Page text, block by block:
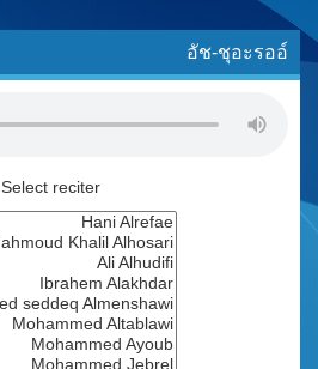
อัช-ชุอะรออ์
Select reciter